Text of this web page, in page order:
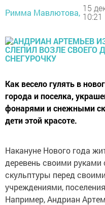
Римма Мавлютова, 15
10:21
Как весело гулять в
города и поселка,
фонарями и снежными
дети этой красоте.
Накануне Нового года
деревень своими
скульптуры перед
учреждениями,
Например, Андриан